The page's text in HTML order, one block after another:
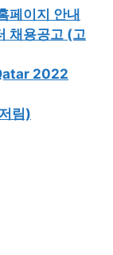
페이지 안내
채용공고 (고
2022
림)